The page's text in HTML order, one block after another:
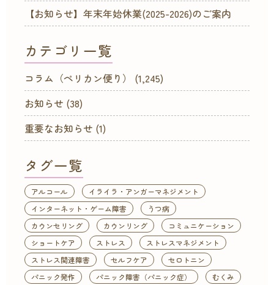
【お知らせ】年末年始休業(2025-2026)のご案内
カテゴリ一覧
コラム（ペリカン便り）
(1,245)
お知らせ (38)
重要なお知らせ (1)
タグ一覧
アルコール
イライラ・アンガーマネジメント
インターネット・ゲーム障害
うつ病
カウンセリング
カウンリング
コミュニケーション
ショートケア
ストレス
ストレスマネジメント
ストレス関連障害
セルフケア
セロトニン
パニック発作
パニック障害（パニック症） むくみ